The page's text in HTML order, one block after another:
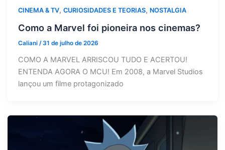
CINEMA & TV,CURIOSIDADES E TEORIAS, NOSTALGIA
Como a Marvel foi pioneira nos cinemas?
Caliani/31 de julho de 2026
COMO A MARVEL ARRISCOU TUDO E ACERTOU!
ENTENDA AGORA O MCU! Em 2008, a Marvel Studios
lançou um filme protagonizado